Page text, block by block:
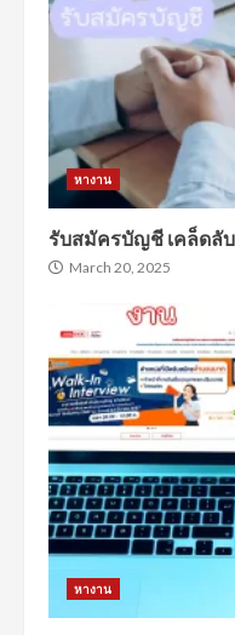
หางาน
รับสมัครบัญชี เคล็ดลั
March 20, 2025
หางาน